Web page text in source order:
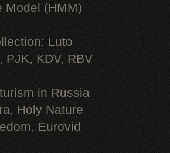
Model (HMM)
Luto
PJK, KDV, RBV
in Russia
Holy Nature
Eurovid